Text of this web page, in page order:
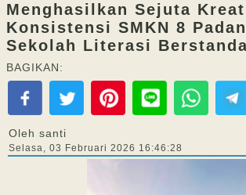
Menghasilkan Sejuta
Konsistensi SMKN 8
Sekolah Literasi
BAGIKAN:
Oleh santi
Selasa, 03 Februari 2026 16:46:28